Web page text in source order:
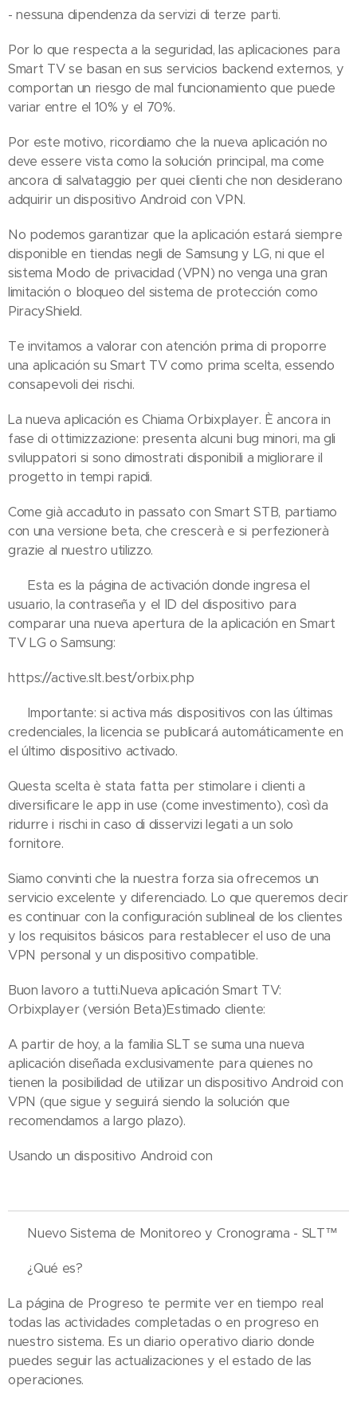
- nessuna dipendenza da servizi di terze parti.
Por lo que respecta a la seguridad, las aplicaciones para
Smart TV se basan en sus servicios backend externos, y
comportan un riesgo de mal funcionamiento que puede
variar entre el 10% y el 70%.
Por este motivo, ricordiamo che la nueva aplicación no
deve essere vista como la solución principal, ma come
ancora di salvataggio per quei clienti che non desiderano
adquirir un dispositivo Android con VPN.
No podemos garantizar que la aplicación estará siempre
disponible en tiendas negli de Samsung y LG, ni que el
sistema Modo de privacidad (VPN) no venga una gran
limitación o bloqueo del sistema de protección como
PiracyShield.
Te invitamos a valorar con atención prima di proporre
una aplicación su Smart TV como prima scelta, essendo
consapevoli dei rischi.
La nueva aplicación es Chiama Orbixplayer. È ancora in
fase di ottimizzazione: presenta alcuni bug minori, ma gli
sviluppatori si sono dimostrati disponibili a migliorare il
progetto in tempi rapidi.
Come già accaduto in passato con Smart STB, partiamo
con una versione beta, che crescerà e si perfezionerà
grazie al nuestro utilizzo.
👉 Esta es la página de activación donde ingresa el
usuario, la contraseña y el ID del dispositivo para
comparar una nueva apertura de la aplicación en Smart
TV LG o Samsung:
https://active.slt.best/orbix.php
⚠️ Importante: si activa más dispositivos con las últimas
credenciales, la licencia se publicará automáticamente en
el último dispositivo activado.
Questa scelta è stata fatta per stimolare i clienti a
diversificare le app in use (come investimento), così da
ridurre i rischi in caso di disservizi legati a un solo
fornitore.
Siamo convinti che la nuestra forza sia ofrecemos un
servicio excelente y diferenciado. Lo que queremos decir
es continuar con la configuración sublineal de los clientes
y los requisitos básicos para restablecer el uso de una
VPN personal y un dispositivo compatible.
Buon lavoro a tutti.Nueva aplicación Smart TV:
Orbixplayer (versión Beta)Estimado cliente:
A partir de hoy, a la familia SLT se suma una nueva
aplicación diseñada exclusivamente para quienes no
tienen la posibilidad de utilizar un dispositivo Android con
VPN (que sigue y seguirá siendo la solución que
recomendamos a largo plazo).
Usando un dispositivo Android con
🌐 Nuevo Sistema de Monitoreo y Cronograma - SLT™
🔹 ¿Qué es?
La página de Progreso te permite ver en tiempo real
todas las actividades completadas o en progreso en
nuestro sistema. Es un diario operativo diario donde
puedes seguir las actualizaciones y el estado de las
operaciones.